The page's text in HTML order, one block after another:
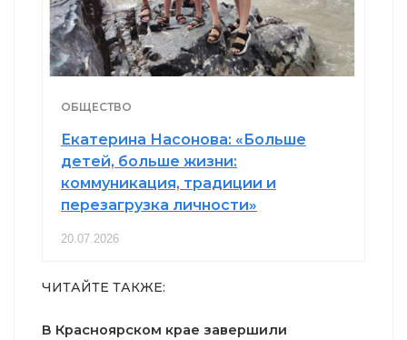
ОБЩЕСТВО
Екатерина Насонова: «Больше
детей, больше жизни:
коммуникация, традиции и
перезагрузка личности»
20.07.2026
ЧИТАЙТЕ ТАКЖЕ:
В Красноярском крае завершили